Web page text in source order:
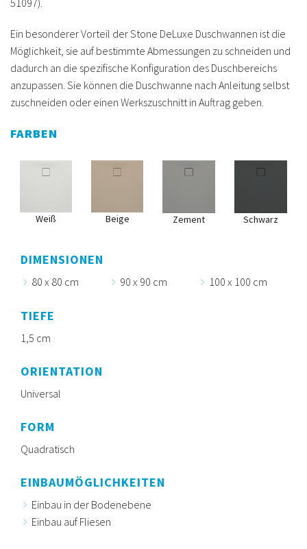
51097).
Ein besonderer Vorteil der Stone DeLuxe Duschwannen ist die
Möglichkeit, sie auf bestimmte Abmessungen zu schneiden und
dadurch an die spezifische Konfiguration des Duschbereichs
anzupassen. Sie können die Duschwanne nach Anleitung selbst
zuschneiden oder einen Werkszuschnitt in Auftrag geben.
FARBEN
Weiß Beige Zement Schwarz
DIMENSIONEN
80 x 80 cm 90 x 90 cm 100 x 100 cm
TIEFE
1,5 cm
ORIENTATION
Universal
FORM
Quadratisch
EINBAUMÖGLICHKEITEN
Einbau in der Bodenebene
Einbau auf Fliesen